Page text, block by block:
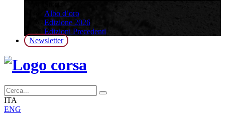
Albo d’oro
Edizione 2026
Edizioni Precedenti
Newsletter
ITA
ENG